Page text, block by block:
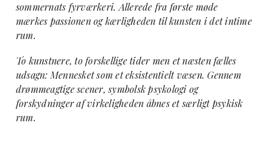
sommernats fyrværkeri. Allerede fra første møde
mærkes passionen og kærligheden til kunsten i det intime
rum.
To kunstnere, to forskellige tider men et næsten fælles
udsagn: Mennesket som et eksistentielt væsen. Gennem
drømmeagtige scener, symbolsk psykologi og
forskydninger af virkeligheden åbnes et særligt psykisk
rum.